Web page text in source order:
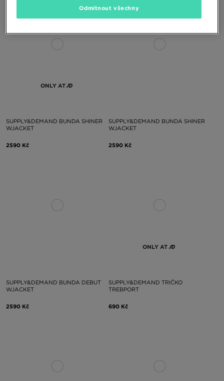
ONLY AT
SUPPLY&DEMAND BUNDA SHINER
WJACKET
2590 Kč
SUPPLY&DEMAND BUNDA SHINER
WJACKET
2590 Kč
SUPPLY&DEMAND BUNDA DEBUT
WJACKET
2590 Kč
ONLY AT
SUPPLY&DEMAND TRIČKO
TREBPORT
690 Kč
Odmítnout všechny